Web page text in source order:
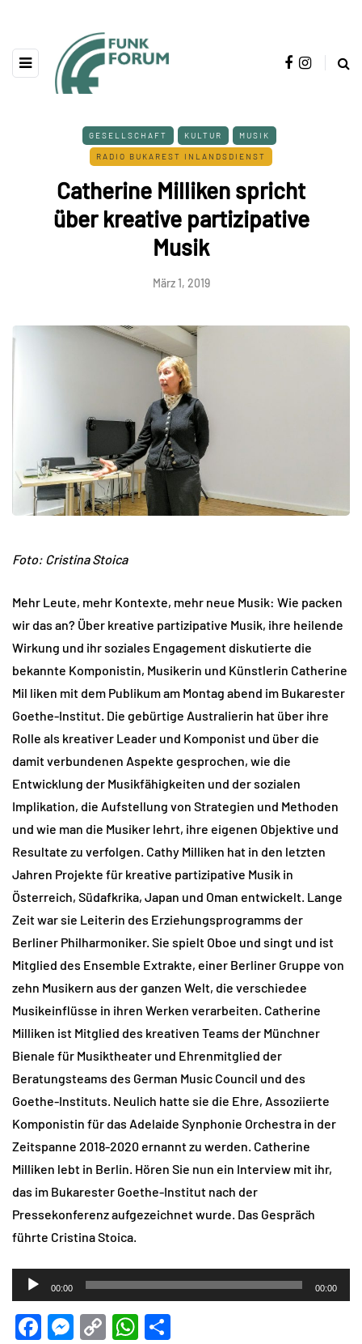
GESELLSCHAFT KULTUR MUSIK
RADIO BUKAREST INLANDSDIENST
Catherine Milliken spricht
über kreative partizipative
Musik
März 1, 2019
Foto: Cristina Stoica
Mehr Leute, mehr Kontexte, mehr neue Musik: Wie packen
wir das an? Über kreative partizipative Musik, ihre heilende
Wirkung und ihr soziales Engagement diskutierte die
bekannte Komponistin, Musikerin und Künstlerin Catherine
Mil liken mit dem Publikum am Montag abend im Bukarester
Goethe-Institut. Die gebürtige Australierin hat über ihre
Rolle als kreativer Leader und Komponist und über die
damit verbundenen Aspekte gesprochen, wie die
Entwicklung der Musikfähigkeiten und der sozialen
Implikation, die Aufstellung von Strategien und Methoden
und wie man die Musiker lehrt, ihre eigenen Objektive und
Resultate zu verfolgen. Cathy Milliken hat in den letzten
Jahren Projekte für kreative partizipative Musik in
Österreich, Südafkrika, Japan und Oman entwickelt. Lange
Zeit war sie Leiterin des Erziehungsprogramms der
Berliner Philharmoniker. Sie spielt Oboe und singt und ist
Mitglied des Ensemble Extrakte, einer Berliner Gruppe von
zehn Musikern aus der ganzen Welt, die verschiedee
Musikeinflüsse in ihren Werken verarbeiten. Catherine
Milliken ist Mitglied des kreativen Teams der Münchner
Bienale für Musiktheater und Ehrenmitglied der
Beratungsteams des German Music Council und des
Goethe-Instituts. Neulich hatte sie die Ehre, Assoziierte
Komponistin für das Adelaide Synphonie Orchestra in der
Zeitspanne 2018-2020 ernannt zu werden. Catherine
Milliken lebt in Berlin. Hören Sie nun ein Interview mit ihr,
das im Bukarester Goethe-Institut nach der
Pressekonferenz aufgezeichnet wurde. Das Gespräch
führte Cristina Stoica.
Audio-
Player
00:00 00:00
Facebook
Messenger
CopyWhatsApp